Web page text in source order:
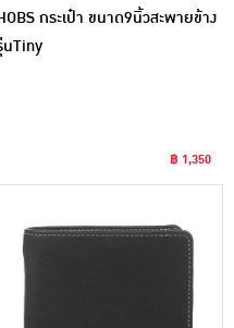
กระเป๋า ขนาด9นิ้วสะพายข้าง
นTiny
฿ 1,350